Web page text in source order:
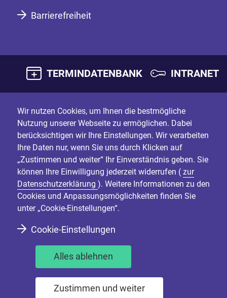
Barrierefreiheit
TERMINDATENBANK INTRANET
Wir nutzen Cookies, um Ihnen die bestmögliche
Nutzung unserer Webseite zu ermöglichen. Dabei
berücksichtigen wir Ihre Einstellungen. Wir verarbeiten
Ihre Daten nur, wenn Sie uns durch Klicken auf
„Zustimmen und weiter“ Ihr Einverständnis geben. Sie
können Ihre Einwilligung jederzeit widerrufen ( zur
Datenschutzerklärung ). Weitere Informationen zu den
Cookies und Anpassungsmöglichkeiten finden Sie
unter „Cookie-Einstellungen“.
Cookie-Einstellungen
Alles ablehnen
Zustimmen und weiter